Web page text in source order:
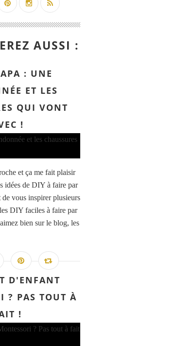
AUSSI :
: UNE
ET LES
QUI VONT
!
et ça me fait plaisir
idées de DIY à faire par
vous inspirer plusieurs
DIY faciles à faire par
bien sur le blog, les
D'ENFANT
? PAS TOUT À
!